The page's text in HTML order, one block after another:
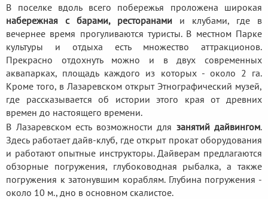
В поселке вдоль всего побережья проложена широкая
набережная с барами, ресторанами и клубами, где в
вечернее время прогуливаются туристы. В местном Парке
культуры и отдыха есть множество аттракционов.
Прекрасно отдохнуть можно и в двух современных
аквапарках, площадь каждого из которых - около 2 га.
Кроме того, в Лазаревском открыт Этнографический музей,
где рассказывается об истории этого края от древних
времен до настоящего времени.
В Лазаревском есть возможности для занятий дайвингом.
Здесь работает дайв-клуб, где открыт прокат оборудования
и работают опытные инструкторы. Дайверам предлагаются
обзорные погружения, глубоководная рыбалка, а также
погружения к затонувшим кораблям. Глубина погружения -
около 10 м., дно в основном скалистое.